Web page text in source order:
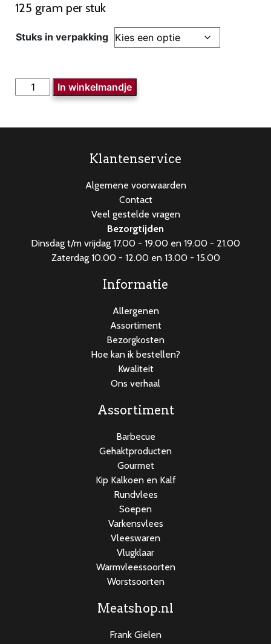
125 gram per stuk
Stuks in verpakking
Worstenbroodje
aantal
In winkelmandje
Klantenservice
Algemene voorwaarden
Contact
Veel gestelde vragen
Bezorgtijden
Dinsdag t/m vrijdag 17.00 - 19.00 en 19.00 - 21.00
Zaterdag 10.00 - 12.00 en 13.00 - 15.00
Informatie
Allergenen
Assortiment
Bezorgkosten
Hoe kan ik bestellen?
Kwaliteit
Ons verhaal
Assortiment
Barbecue
Gehaktproducten
Gourmet
Kip Kalkoen en Kalf
Rundvlees
Soepen
Varkensvlees
Vleeswaren
Vlugklaar
Warmvleessoorten
Worstsoorten
Meatshop.nl
Frank Gielen